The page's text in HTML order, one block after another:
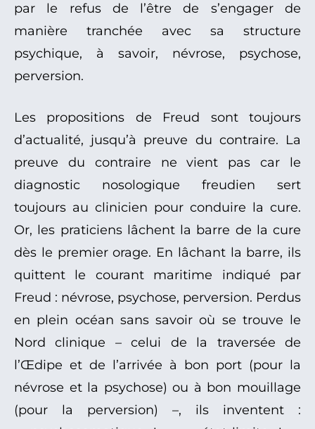
par le refus de l’être de s’engager de
manière tranchée avec sa structure
psychique, à savoir, névrose, psychose,
perversion.
Les propositions de Freud sont toujours
d’actualité, jusqu’à preuve du contraire. La
preuve du contraire ne vient pas car le
diagnostic nosologique freudien sert
toujours au clinicien pour conduire la cure.
Or, les praticiens lâchent la barre de la cure
dès le premier orage. En lâchant la barre, ils
quittent le courant maritime indiqué par
Freud : névrose, psychose, perversion. Perdus
en plein océan sans savoir où se trouve le
Nord clinique – celui de la traversée de
l’Œdipe et de l’arrivée à bon port (pour la
névrose et la psychose) ou à bon mouillage
(pour la perversion) –, ils inventent :